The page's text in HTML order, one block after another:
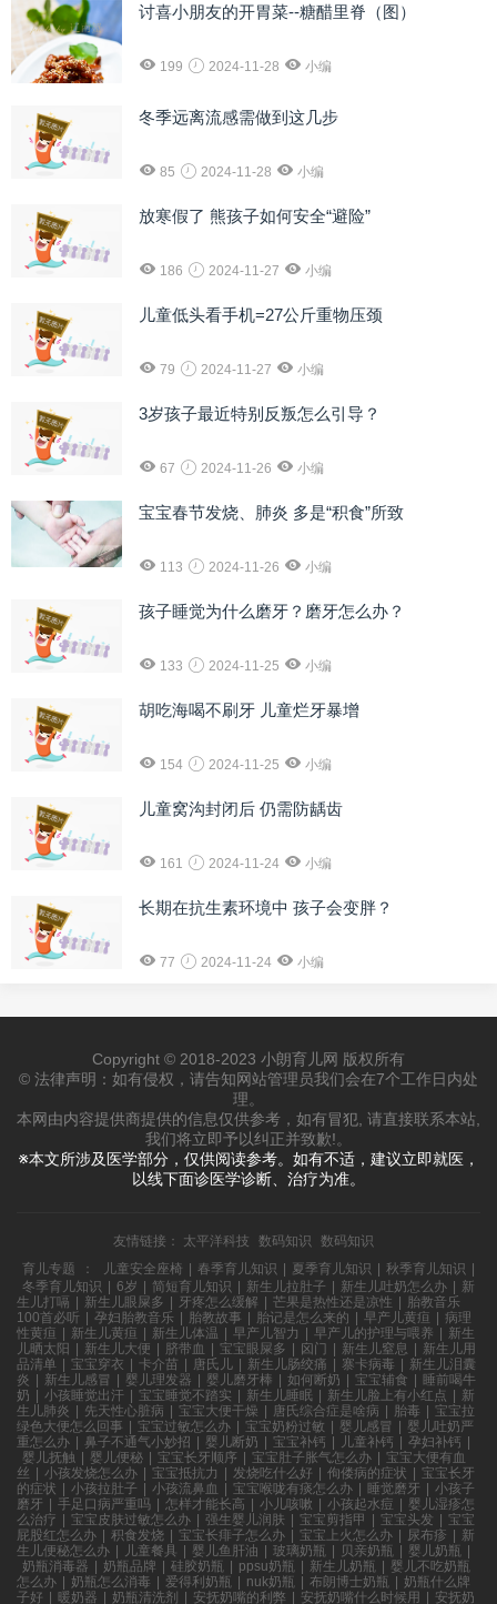
讨喜小朋友的开胃菜--糖醋里脊（图）
199 2024-11-28 小编
冬季远离流感需做到这几步
85 2024-11-28 小编
放寒假了 熊孩子如何安全“避险”
186 2024-11-27 小编
儿童低头看手机=27公斤重物压颈
79 2024-11-27 小编
3岁孩子最近特别反叛怎么引导？
67 2024-11-26 小编
宝宝春节发烧、肺炎 多是“积食”所致
113 2024-11-26 小编
孩子睡觉为什么磨牙？磨牙怎么办？
133 2024-11-25 小编
胡吃海喝不刷牙 儿童烂牙暴增
154 2024-11-25 小编
儿童窝沟封闭后 仍需防龋齿
161 2024-11-24 小编
长期在抗生素环境中 孩子会变胖？
77 2024-11-24 小编
Copyright © 2018-2023 小朗育儿网 版权所有
© 法律声明：如有侵权，请告知网站管理员我们会在7个工作日内处
理。
本网由内容提供商提供的信息仅供参考，如有冒犯, 请直接联系本站,
我们将立即予以纠正并致歉!。
※本文所涉及医学部分，仅供阅读参考。如有不适，建议立即就医，
以线下面诊医学诊断、治疗为准。
友情链接： 太平洋科技 数码知识
数码知识
育儿专题
： 儿童安全座椅 | 春季育儿知识 | 夏季育儿知识 | 秋季育儿知识 |
冬季育儿知识 | 6岁 | 简短育儿知识 | 新生儿拉肚子 | 新生儿吐奶怎么办 | 新
生儿打嗝 | 新生儿眼屎多 | 牙疼怎么缓解 | 芒果是热性还是凉性 | 胎教音乐
100首必听 | 孕妇胎教音乐 | 胎教故事 | 胎记是怎么来的 | 早产儿黄疸 | 病理
性黄疸 | 新生儿黄疸 | 新生儿体温 | 早产儿智力 | 早产儿的护理与喂养 | 新生
儿晒太阳 | 新生儿大便 | 脐带血 | 宝宝眼屎多 | 囟门 | 新生儿窒息 | 新生儿用
品清单 | 宝宝穿衣 | 卡介苗 | 唐氏儿 | 新生儿肠绞痛 | 寨卡病毒 | 新生儿泪囊
炎 | 新生儿感冒 | 婴儿理发器 | 婴儿磨牙棒 | 如何断奶 | 宝宝辅食 | 睡前喝牛
奶 | 小孩睡觉出汗 | 宝宝睡觉不踏实 | 新生儿睡眠 | 新生儿脸上有小红点 | 新
生儿肺炎 | 先天性心脏病 | 宝宝大便干燥 | 唐氏综合症是啥病 | 胎毒 | 宝宝拉
绿色大便怎么回事 | 宝宝过敏怎么办 | 宝宝奶粉过敏 | 婴儿感冒 | 婴儿吐奶严
重怎么办 | 鼻子不通气小妙招 | 婴儿断奶 | 宝宝补钙 | 儿童补钙 | 孕妇补钙 |
婴儿抚触 | 婴儿便秘 | 宝宝长牙顺序 | 宝宝肚子胀气怎么办 | 宝宝大便有血
丝 | 小孩发烧怎么办 | 宝宝抵抗力 | 发烧吃什么好 | 佝偻病的症状 | 宝宝长牙
的症状 | 小孩拉肚子 | 小孩流鼻血 | 宝宝喉咙有痰怎么办 | 睡觉磨牙 | 小孩子
磨牙 | 手足口病严重吗 | 怎样才能长高 | 小儿咳嗽 | 小孩起水痘 | 婴儿湿疹怎
么治疗 | 宝宝皮肤过敏怎么办 | 强生婴儿润肤 | 宝宝剪指甲 | 宝宝头发 | 宝宝
屁股红怎么办 | 积食发烧 | 宝宝长痱子怎么办 | 宝宝上火怎么办 | 尿布疹 | 新
生儿便秘怎么办 | 儿童餐具 | 婴儿鱼肝油 | 玻璃奶瓶 | 贝亲奶瓶 | 婴儿奶瓶 |
奶瓶消毒器 | 奶瓶品牌 | 硅胶奶瓶 | ppsu奶瓶 | 新生儿奶瓶 | 婴儿不吃奶瓶
怎么办 | 奶瓶怎么消毒 | 爱得利奶瓶 | nuk奶瓶 | 布朗博士奶瓶 | 奶瓶什么牌
子好 | 暖奶器 | 奶瓶清洗剂 | 安抚奶嘴的利弊 | 安抚奶嘴什么时候用 | 安抚奶